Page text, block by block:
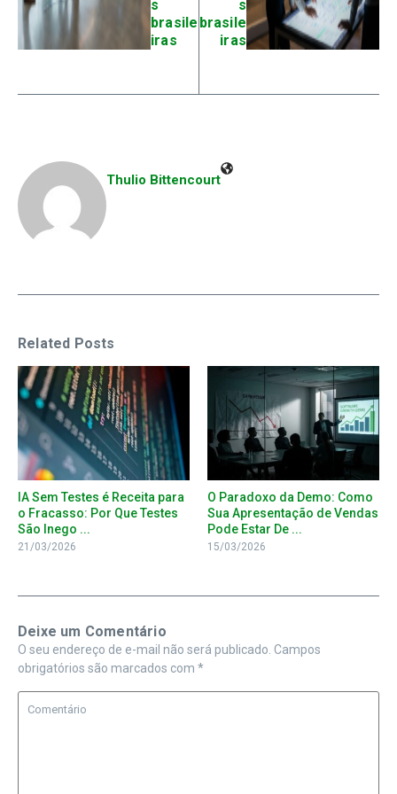
s
brasile
iras
s
brasile
iras
Thulio Bittencourt
Related Posts
IA Sem Testes é Receita para
o Fracasso: Por Que Testes
São Inego ...
21/03/2026
O Paradoxo da Demo: Como
Sua Apresentação de Vendas
Pode Estar De ...
15/03/2026
Deixe um Comentário
O seu endereço de e-mail não será publicado. Campos
obrigatórios são marcados com *